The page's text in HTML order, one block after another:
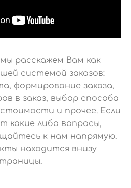
расскажем Вам как
системой заказов:
формирование заказа,
в заказ, выбор способа
и прочее. Если
какие либо вопросы,
к нам напрямую.
находится внизу